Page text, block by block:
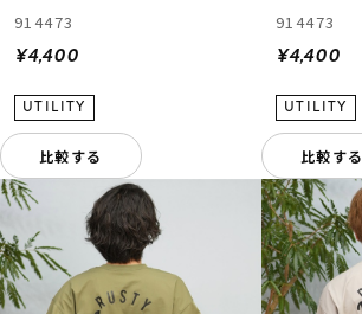
914473
¥4,400
比較する
914473
¥4,400
比較する